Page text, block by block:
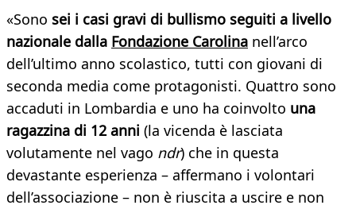
«Sono sei i casi gravi di bullismo seguiti a livello
nazionale dalla Fondazione Carolina nell’arco
dell’ultimo anno scolastico, tutti con giovani di
seconda media come protagonisti. Quattro sono
accaduti in Lombardia e uno ha coinvolto una
ragazzina di 12 anni (la vicenda è lasciata
volutamente nel vago ndr) che in questa
devastante esperienza – affermano i volontari
dell’associazione – non è riuscita a uscire e non